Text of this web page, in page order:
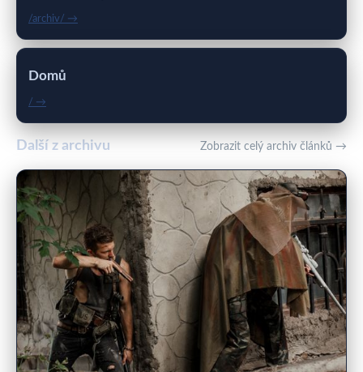
/archiv/ →
Domů
/ →
Další z archivu Zobrazit celý archiv článků →